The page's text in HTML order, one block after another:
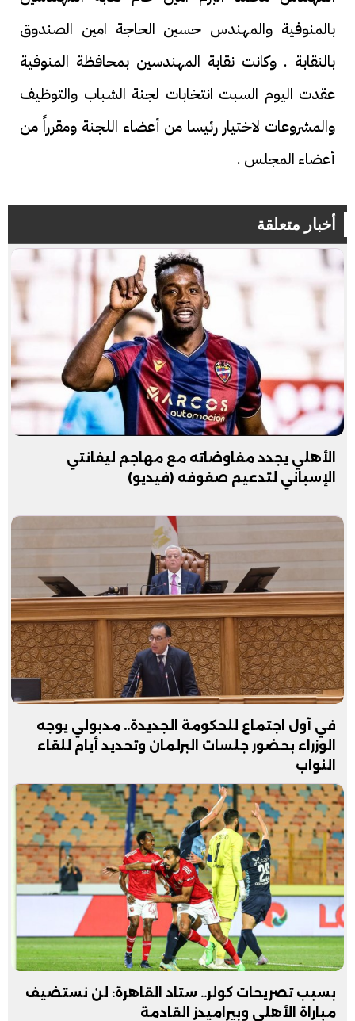
بالمنوفية والمهندس حسين الحاجة امين الصندوق
بالنقابة . وكانت نقابة المهندسين بمحافظة المنوفية
عقدت اليوم السبت انتخابات لجنة الشباب والتوظيف
والمشروعات لاختيار رئيسا من أعضاء اللجنة ومقرراً من
أعضاء المجلس .
أخبار متعلقة
الأهلي يجدد مفاوضاته مع مهاجم ليفانتي
الإسباني لتدعيم صفوفه (فيديو)
في أول اجتماع للحكومة الجديدة.. مدبولي يوجه
الوزراء بحضور جلسات البرلمان وتحديد أيام للقاء
النواب
بسبب تصريحات كولر.. ستاد القاهرة: لن نستضيف
مباراة الأهلي وبيراميدز القادمة